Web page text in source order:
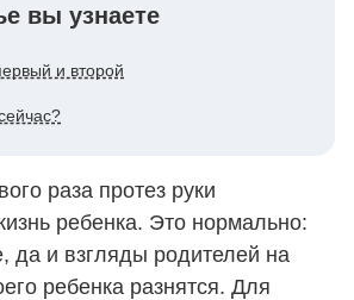
вы узнаете
и второй
раза протез руки
ребенка. Это нормально:
да и взгляды родителей на
ребенка разнятся. Для